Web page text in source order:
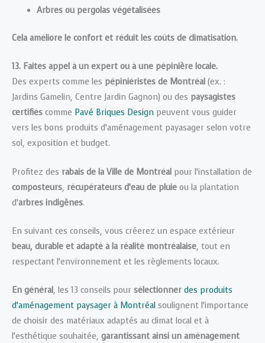
Arbres ou pergolas végétalisées
Cela améliore le confort et réduit les coûts de climatisation.
13. Faites appel à un expert ou à une pépinière locale.
Des experts comme les pépiniéristes de Montréal (ex. :
Jardins Gamelin, Centre Jardin Gagnon) ou des paysagistes
certifiés comme Pavé Briques Design peuvent vous guider
vers les bons produits d’aménagement payasager selon votre
sol, exposition et budget.
Profitez des rabais de la Ville de Montréal pour l’installation de
composteurs, récupérateurs d’eau de pluie ou la plantation
d’arbres indigènes.
En suivant ces conseils, vous créerez un espace extérieur
beau, durable et adapté à la réalité montréalaise, tout en
respectant l’environnement et les règlements locaux.
En général, les 13 conseils pour sélectionner des produits
d’aménagement paysager à Montréal soulignent l’importance
de choisir des matériaux adaptés au climat local et à
l’esthétique souhaitée, garantissant ainsi un aménagement